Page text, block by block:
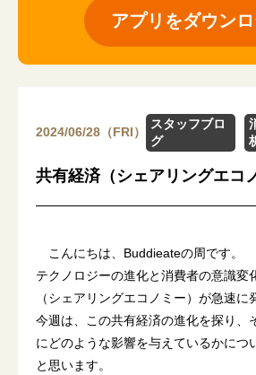
アプリをダウン
2024/06/28（FRI）
スタッフブロ
グ
共有経済（シェアリングエコ
こんにちは、Buddieateの周です。
テクノロジーの進化と消費者の意識変
（シェアリングエコノミー）が急速に
今週は、この共有経済の進化を探り、
にどのような影響を与えているかにつ
と思います。